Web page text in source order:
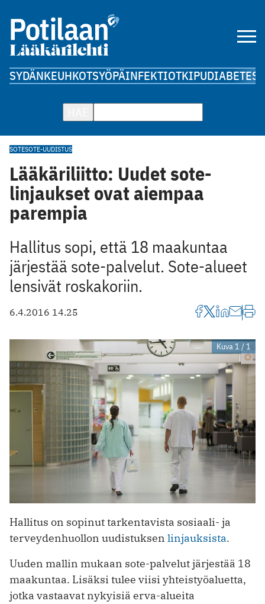
SYDÄNKEUHKOTSYÖPÄINFEKTIOTKIPUDIABETES
SOTESOTE-UUDISTUS
Lääkäriliitto: Uudet sote-
linjaukset ovat aiempaa
parempia
Hallitus sopi, että 18 maakuntaa
järjestää sote-palvelut. Sote-alueet
lensivät roskakoriin.
6.4.2016 14.25
Kuva 1 / 1
Hallitus on sopinut tarkentavista sosiaali- ja
terveydenhuollon uudistuksen linjauksista.
Uuden mallin mukaan sote-palvelut järjestää 18
maakuntaa. Lisäksi tulee viisi yhteistyöaluetta,
jotka vastaavat nykyisiä erva-alueita